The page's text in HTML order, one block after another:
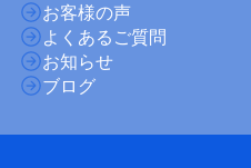
お客様の声
よくあるご質問
お知らせ
ブログ